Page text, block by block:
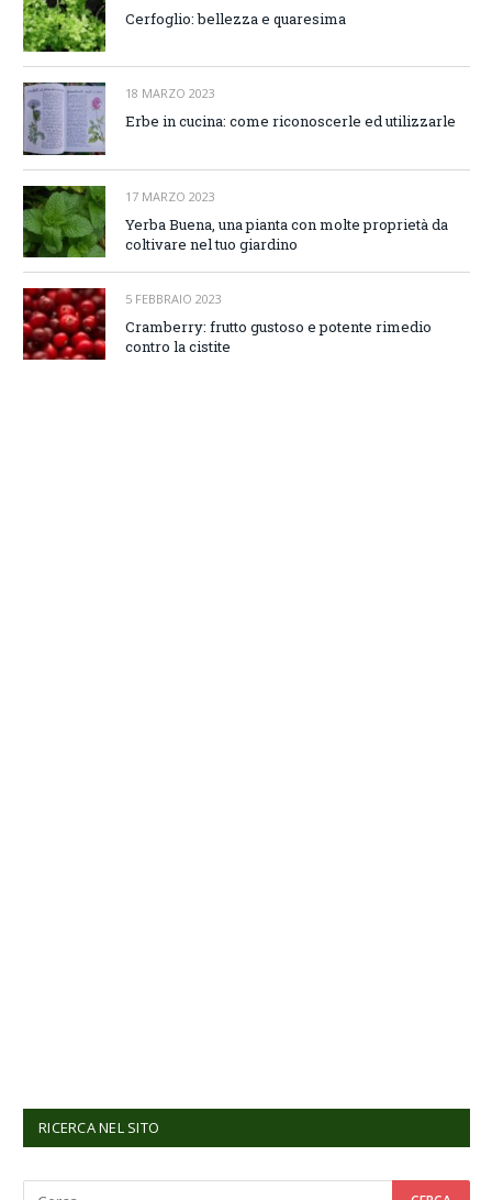
Cerfoglio: bellezza e quaresima
18 MARZO 2023
Erbe in cucina: come riconoscerle ed utilizzarle
17 MARZO 2023
Yerba Buena, una pianta con molte proprietà da
coltivare nel tuo giardino
5 FEBBRAIO 2023
Cramberry: frutto gustoso e potente rimedio
contro la cistite
RICERCA NEL SITO